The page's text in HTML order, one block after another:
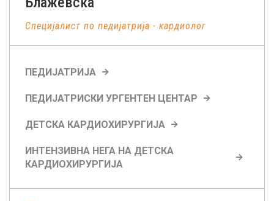
Специјалист по педијатрија - кардиолог
ПЕДИЈАТРИЈА
ПЕДИЈАТРИСКИ УРГЕНТЕН ЦЕНТАР
ДЕТСКА КАРДИОХИРУРГИЈА
ИНТЕНЗИВНА НЕГА НА ДЕТСКА
КАРДИОХИРУРГИЈА